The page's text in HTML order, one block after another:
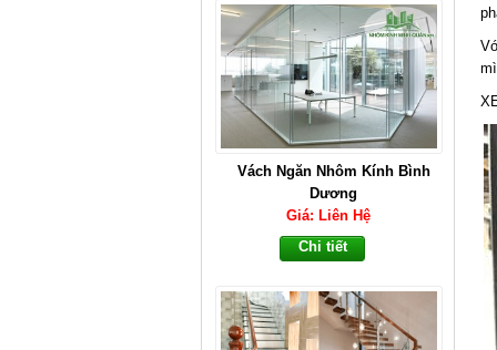
Vách Ngăn Nhôm Kính Bình
Dương
Giá: Liên Hệ
Chi tiết